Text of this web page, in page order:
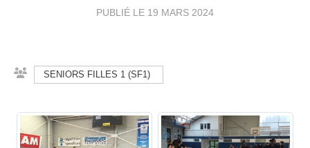
PUBLIÉ LE 19 MARS 2024
SENIORS FILLES 1 (SF1)